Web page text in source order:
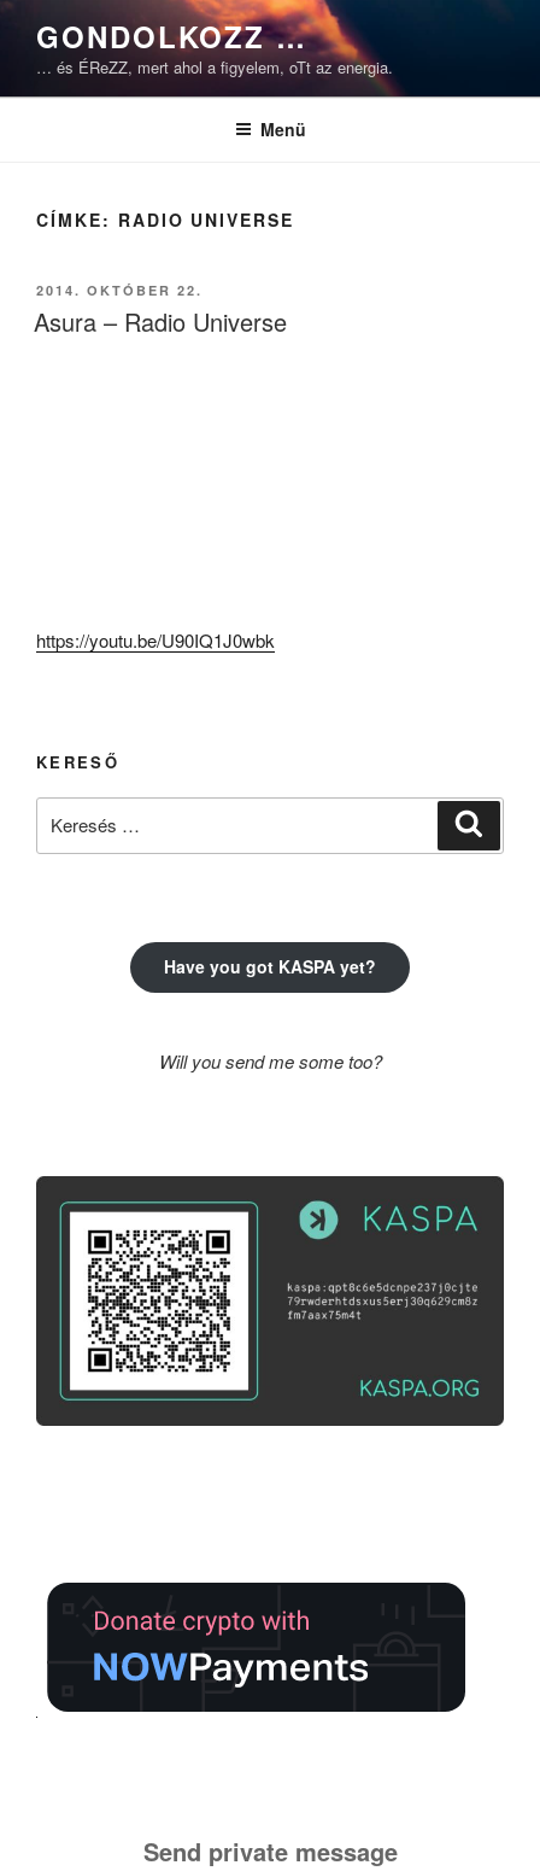
Tartalomhoz
GONDOLKOZZ …
… és ÉReZZ, mert ahol a figyelem, oTt az energia.
Menü
CÍMKE: RADIO UNIVERSE
BEKÜLDVE:
2014. OKTÓBER 22.
Asura – Radio Universe
https://youtu.be/U90IQ1J0wbk
KERESŐ
Have you got KASPA yet?
Will you send me some too?
Send private message